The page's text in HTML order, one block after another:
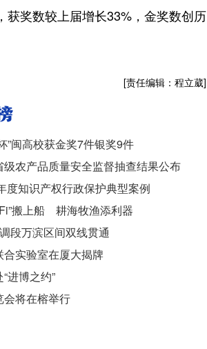
奖数较上届增长33%，金奖数创历
[责任编辑：程立葳]
”闽高校获金奖7件银奖9件
级农产品质量安全监督抽查结果公布
度知识产权行政保护典型案例
搬上船 耕海牧渔添利器
段万滨区间双线贯通
实验室在厦大揭牌
进博之约”
会将在榕举行